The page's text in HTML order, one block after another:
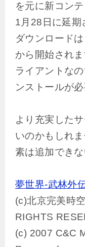
を元に新コン
1月28日に延期
ダウンロード
から開始され
ライアントな
ンストールが必
より充実した
いのかもしれ
素は追加でき
夢世界-武林外
(c)北京完美時
RIGHTS
(c) 2007 C&C